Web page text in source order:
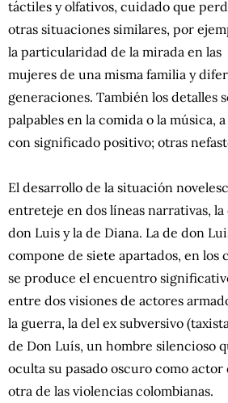
táctiles y olfativos, cuidado que
otras situaciones similares, por
la particularidad de la mirada en las
mujeres de una misma familia y
generaciones. También los detalles
palpables en la comida o la música,
con significado positivo; otras
El desarrollo de la situación
entreteje en dos líneas narrativas, la
don Luis y la de Diana. La de don
compone de siete apartados, en los
se produce el encuentro
entre dos visiones de actores
la guerra, la del ex subversivo
de Don Luís, un hombre silencioso
oculta su pasado oscuro como actor
otra de las violencias colombianas.